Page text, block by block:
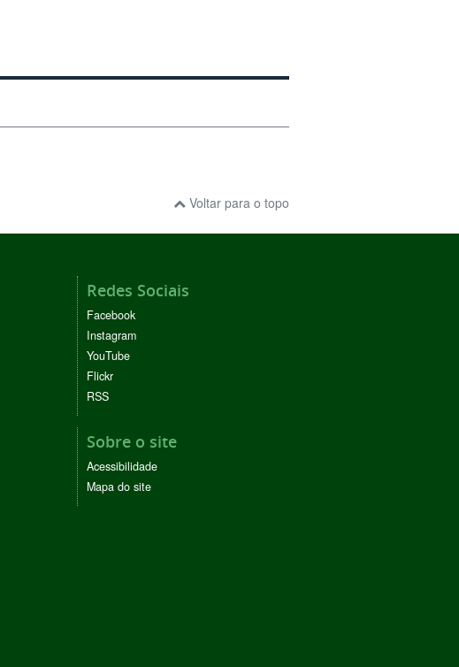
Voltar para o topo
Redes Sociais
Facebook
Instagram
YouTube
Flickr
RSS
Sobre o site
Acessibilidade
Mapa do site